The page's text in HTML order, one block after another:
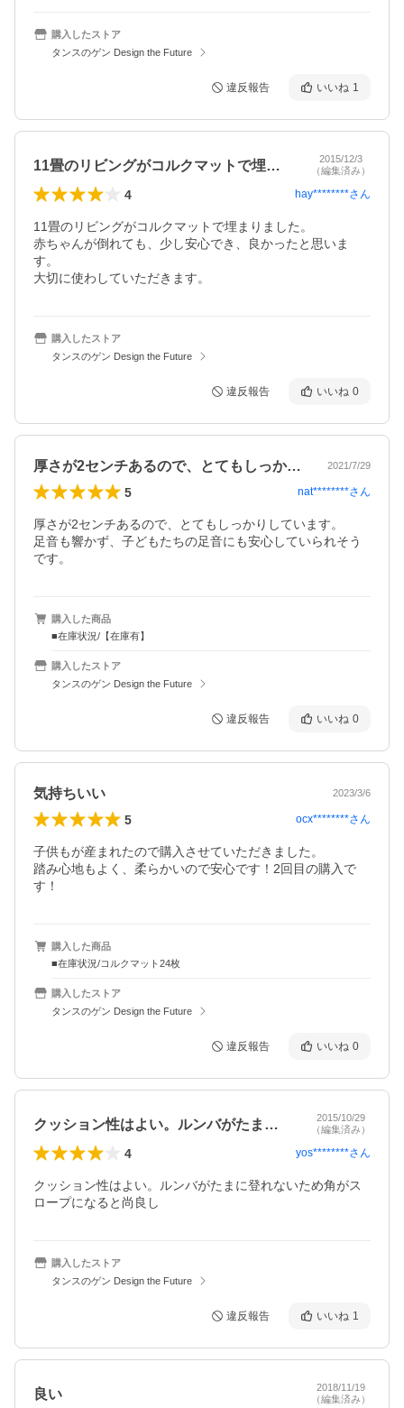
購入したストア
タンスのゲン Design the Future
違反報告 いいね 1
11畳のリビングがコルクマットで埋まり…
2015/12/3
（編集済み）
4 hay********さん
11畳のリビングがコルクマットで埋まりました。
赤ちゃんが倒れても、少し安心でき、良かったと思いま
す。
大切に使わしていただきます。
購入したストア
タンスのゲン Design the Future
違反報告 いいね 0
厚さが2センチあるので、とてもしっかり… 2021/7/29
5 nat********さん
厚さが2センチあるので、とてもしっかりしています。
足音も響かず、子どもたちの足音にも安心していられそう
です。
購入した商品
■在庫状況/【在庫有】
購入したストア
タンスのゲン Design the Future
違反報告 いいね 0
気持ちいい 2023/3/6
5 ocx********さん
子供もが産まれたので購入させていただきました。
踏み心地もよく、柔らかいので安心です！2回目の購入で
す！
購入した商品
■在庫状況/コルクマット24枚
購入したストア
タンスのゲン Design the Future
違反報告 いいね 0
クッション性はよい。ルンバがたまに登れ…
2015/10/29
（編集済み）
4 yos********さん
クッション性はよい。ルンバがたまに登れないため角がス
ロープになると尚良し
購入したストア
タンスのゲン Design the Future
違反報告 いいね 1
良い
2018/11/19
（編集済み）